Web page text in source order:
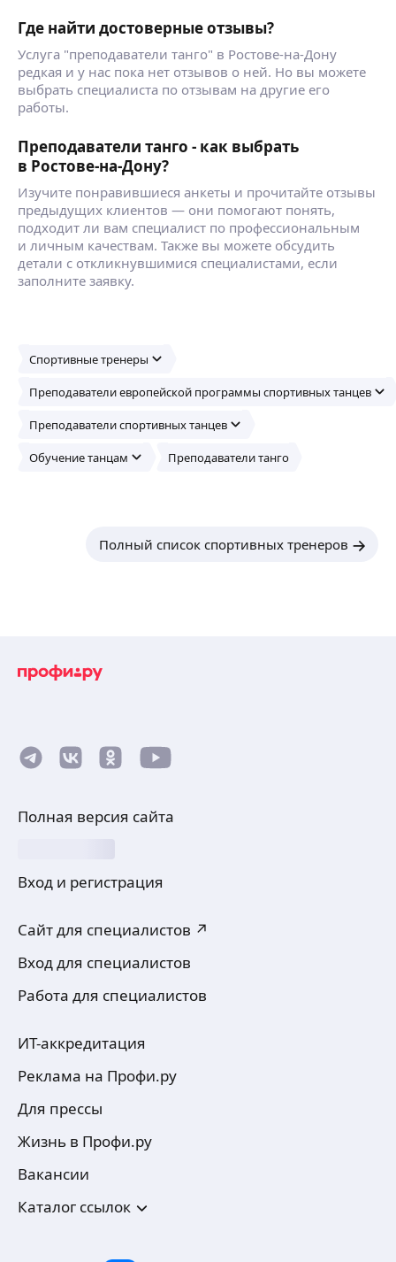
Где найти достоверные отзывы?
Услуга "преподаватели танго" в Ростове-на-Дону
редкая и у нас пока нет отзывов о ней. Но вы можете
выбрать специалиста по отзывам на другие его
работы.
Преподаватели танго - как выбрать
в Ростове-на-Дону?
Изучите понравившиеся анкеты и прочитайте отзывы
предыдущих клиентов — они помогают понять,
подходит ли вам специалист по профессиональным
и личным качествам. Также вы можете обсудить
детали с откликнувшимися специалистами, если
заполните заявку.
Спортивные тренеры
Преподаватели европейской программы спортивных танцев
Преподаватели спортивных танцев
Обучение танцам Преподаватели танго
Полный список спортивных тренеров
Полная версия сайта
Вход и регистрация
Сайт для специалистов ↗
Вход для специалистов
Работа для специалистов
ИТ-аккредитация
Реклама на Профи.ру
Для прессы
Жизнь в Профи.ру
Вакансии
Каталог ссылок